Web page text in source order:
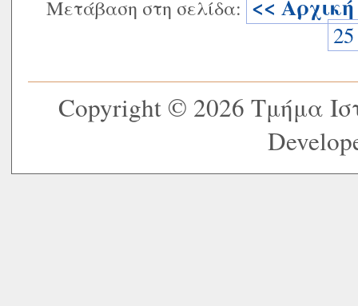
Μετάβαση στη σελίδα: << Αρχική
25
Copyright © 2026 Τμήμα